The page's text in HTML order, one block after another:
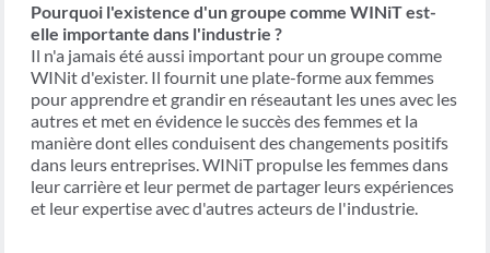
Pourquoi l'existence d'un groupe comme WINiT est-
elle importante dans l'industrie ?
Il n'a jamais été aussi important pour un groupe comme
WINit d'exister. Il fournit une plate-forme aux femmes
pour apprendre et grandir en réseautant les unes avec les
autres et met en évidence le succès des femmes et la
manière dont elles conduisent des changements positifs
dans leurs entreprises. WINiT propulse les femmes dans
leur carrière et leur permet de partager leurs expériences
et leur expertise avec d'autres acteurs de l'industrie.